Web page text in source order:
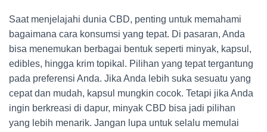
Saat menjelajahi dunia CBD, penting untuk memahami
bagaimana cara konsumsi yang tepat. Di pasaran, Anda
bisa menemukan berbagai bentuk seperti minyak, kapsul,
edibles, hingga krim topikal. Pilihan yang tepat tergantung
pada preferensi Anda. Jika Anda lebih suka sesuatu yang
cepat dan mudah, kapsul mungkin cocok. Tetapi jika Anda
ingin berkreasi di dapur, minyak CBD bisa jadi pilihan
yang lebih menarik. Jangan lupa untuk selalu memulai